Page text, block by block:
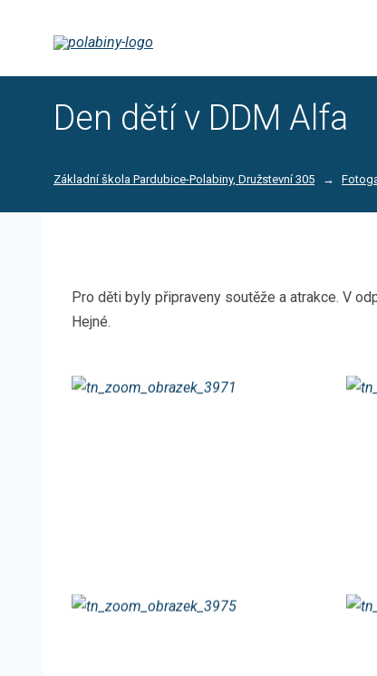
Den dětí v DDM Alfa
Základní škola Pardubice-Polabiny, Družstevní 305
Pro děti byly připraveny soutěže a atrakce. V
Hejné.